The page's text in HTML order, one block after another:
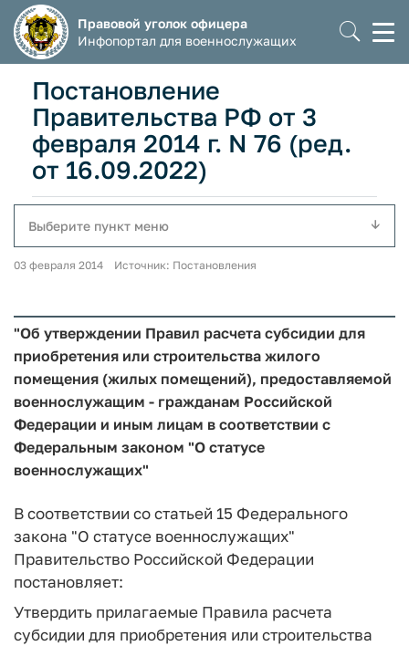
Правовой уголок офицера
Инфопортал для военнослужащих
Постановление
Правительства РФ от 3
февраля 2014 г. N 76 (ред.
от 16.09.2022)
Выберите пункт меню
03 февраля 2014 Источник: Постановления
"Об утверждении Правил расчета субсидии для
приобретения или строительства жилого
помещения (жилых помещений), предоставляемой
военнослужащим - гражданам Российской
Федерации и иным лицам в соответствии с
Федеральным законом "О статусе
военнослужащих"
В соответствии со статьей 15 Федерального
закона "О статусе военнослужащих"
Правительство Российской Федерации
постановляет:
Утвердить прилагаемые Правила расчета
субсидии для приобретения или строительства